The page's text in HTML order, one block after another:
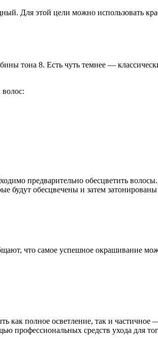
Для этой цели можно использовать
тона 8. Есть чуть темнее —
предварительно обесцветить волосы.
будут обесцвечены и затем
что самое успешное окрашивание
как полное осветление, так и
профессиональных средств ухода для